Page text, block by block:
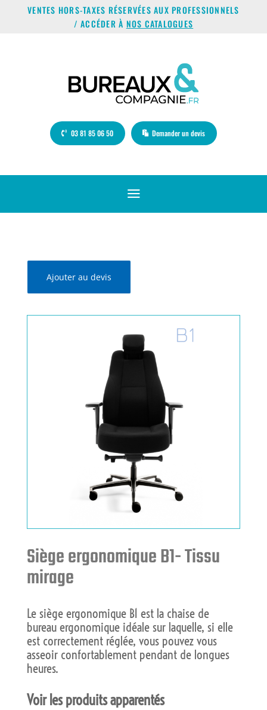
VENTES HORS-TAXES RÉSERVÉES AUX PROFESSIONNELS
/ ACCÉDER À NOS CATALOGUES
03 81 85 06 50 Demander un devis
a
Ajouter au devis
Siège ergonomique B1- Tissu
mirage
Le siège ergonomique B1 est la chaise de
bureau ergonomique idéale sur laquelle, si elle
est correctement réglée, vous pouvez vous
asseoir confortablement pendant de longues
heures.
Voir les produits apparentés